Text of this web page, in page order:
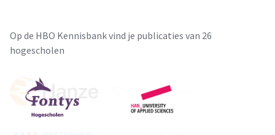
Op de HBO Kennisbank vind je publicaties van 26
hogescholen